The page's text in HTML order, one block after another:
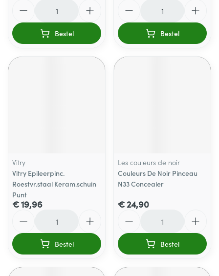
Bestel Bestel
Vitry
Vitry Epileerpinc.
Roestvr.staal Keram.schuin
Punt
€ 19,96
Bestel
Les couleurs de noir
Couleurs De Noir Pinceau
N33 Concealer
€ 24,90
Bestel